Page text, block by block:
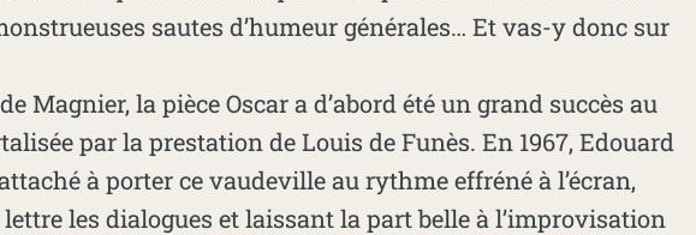
sautes d’humeur générales… Et vas-y donc sur
Magnier, la pièce Oscar a d’abord été un grand succès au
par la prestation de Louis de Funès. En 1967, Edouard
à porter ce vaudeville au rythme effréné à l’écran,
les dialogues et laissant la part belle à l’improvisation